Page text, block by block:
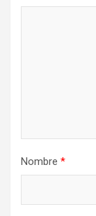
Nombre *